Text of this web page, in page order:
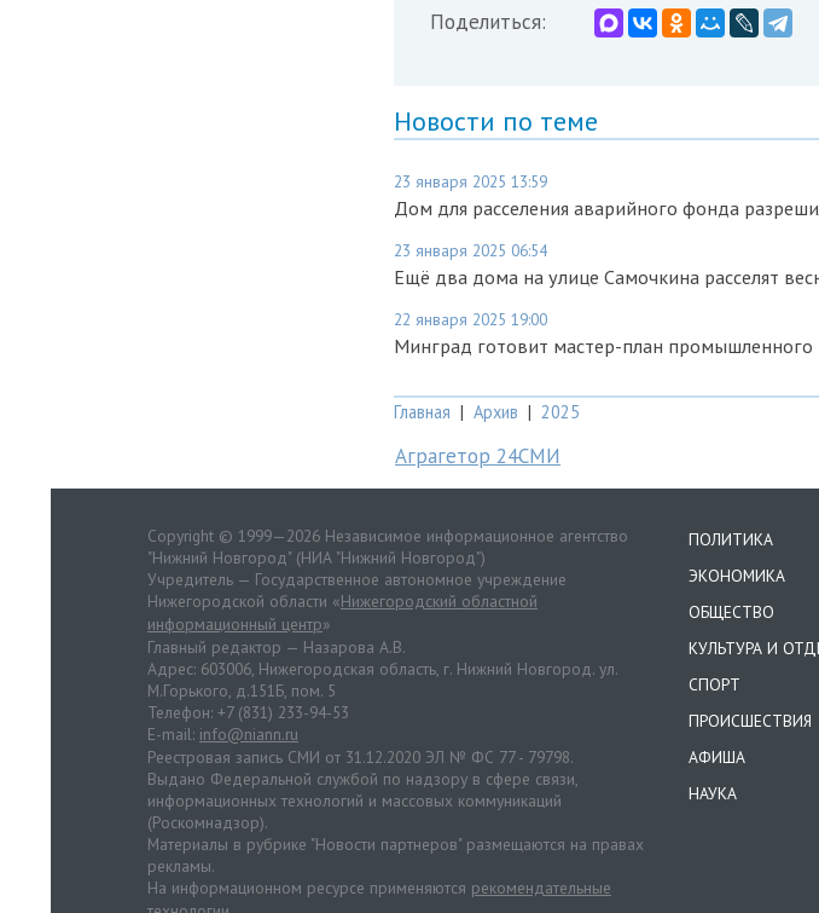
Поделиться:
Новости по теме
23 января 2025 13:59
Дом для расселения аварийного фонда
23 января 2025 06:54
Ещё два дома на улице Самочкина расселят
22 января 2025 19:00
Минград готовит мастер-план
Главная | Архив | 2025
Аграгетор 24СМИ
Copyright © 1999—2026 Независимое информационное агентство
"Нижний Новгород" (НИА "Нижний Новгород")
Учредитель — Государственное автономное учреждение
Нижегородской области «Нижегородский областной
информационный центр»
Главный редактор — Назарова А.В.
Адрес: 603006, Нижегородская область, г. Нижний Новгород. ул.
М.Горького, д.151Б, пом. 5
Телефон: +7 (831) 233-94-53
E-mail: info@niann.ru
Реестровая запись СМИ от 31.12.2020 ЭЛ № ФС 77 - 79798.
Выдано Федеральной службой по надзору в сфере связи,
информационных технологий и массовых коммуникаций
(Роскомнадзор).
Материалы в рубрике "Новости партнеров" размещаются на правах
рекламы.
На информационном ресурсе применяются рекомендательные
ПОЛИТИКА
ЭКОНОМИКА
ОБЩЕСТВО
КУЛЬТУРА И
СПОРТ
ПРОИСШЕСТВИЯ
АФИША
НАУКА